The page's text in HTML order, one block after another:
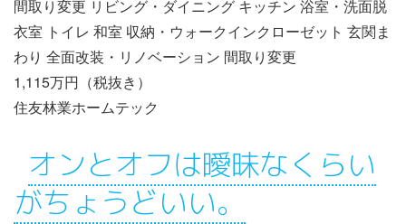
間取り変更 リビング・ダイニング キッチン 浴室・洗面脱
衣室 トイレ 和室 収納・ウォークインクローゼット 玄関ま
わり 全面改装・リノベーション 間取り変更
1,115万円（税抜き）
住友林業ホームテック
オンとオフは曖昧なくらい
がちょうどいい。